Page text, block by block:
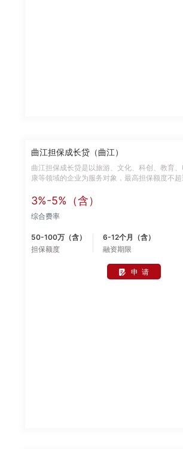
曲江担保成长贷（曲江）
曲江担保成长贷是以旅游、文化、科创、教育
康等领域的企业为服务对象，最高担保额度不
1、企业的工商、税务注册地隶属于曲江新区且
连续经营 12 个月； 2、申请人或担保人具有大
申请人或担保人个人资产(必须为西安市且非小
身体健康良好，且担保到期年龄不超过 60周岁;
(含用款企业法人代表及配偶 ) 信用状况良好，无
(24 个月)征信记录有连续 3期(含)或累计 6 次(含
的，原则上不予受理;若申请人及配偶存在个人
3%-5%（含）
综合费率
50-100万（含）
担保额度
6-12个月（含）
融资期限
申 请